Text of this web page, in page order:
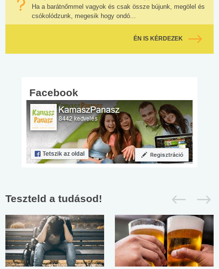
Ha a barátnőmmel vagyok és csak össze bújunk, megölel és
csókolódzunk, megesik hogy ondó...
ÉN IS KÉRDEZEK
Facebook
Teszteld a tudásod!